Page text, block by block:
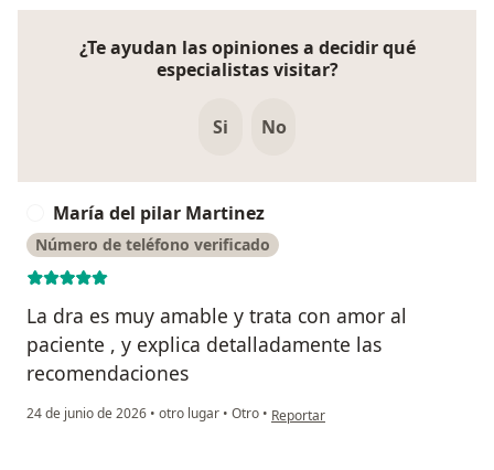
¿Te ayudan las opiniones a decidir qué
especialistas visitar?
Si No
María del pilar Martinez
Número de teléfono verificado
La dra es muy amable y trata con amor al
paciente , y explica detalladamente las
recomendaciones
24 de junio de 2026 • otro lugar • Otro • en opinión del usuario María del
Reportar